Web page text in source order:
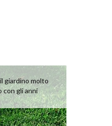
giardino molto
con gli anni